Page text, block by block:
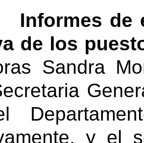
Informes de
de los
Sandra
y el